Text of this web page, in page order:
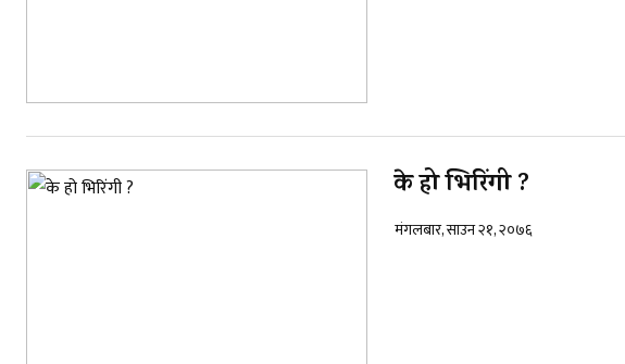
के हो भिरिंगी ?
मंगलबार, साउन २१, २०७६